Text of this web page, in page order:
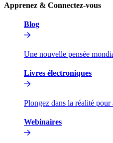
Apprenez & Connectez-vous​​
Blog​​
Une nouvelle pensée
Livres électroniques​​
Plongez dans la réalité
Webinaires​​